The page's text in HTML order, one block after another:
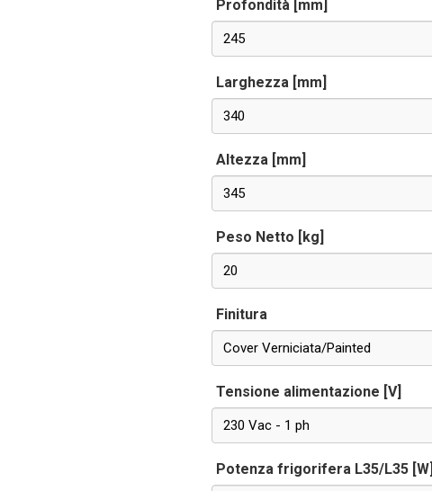
Profondità [mm]
245
Larghezza [mm]
340
Altezza [mm]
345
Peso Netto [kg]
20
Finitura
Cover Verniciata/Painted
Tensione alimentazione [V]
230 Vac - 1 ph
Potenza frigorifera L35/L35 [W]